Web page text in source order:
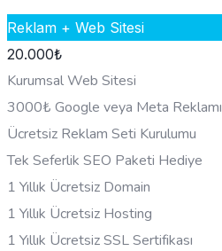
Reklam + Web Sitesi
20.000₺
Kurumsal Web Sitesi
3000₺ Google veya Meta Reklamı
Ücretsiz Reklam Seti Kurulumu
Tek Seferlik SEO Paketi Hediye
1 Yıllık Ücretsiz Domain
1 Yıllık Ücretsiz Hosting
1 Yıllık Ücretsiz SSL Sertifikası